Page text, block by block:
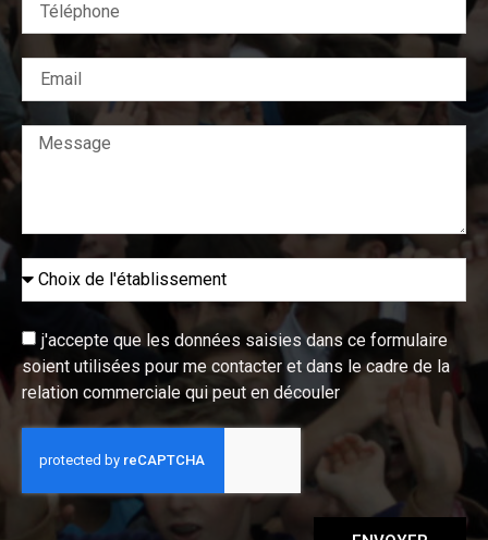
j'accepte que les données saisies dans ce formulaire
soient utilisées pour me contacter et dans le cadre de la
relation commerciale qui peut en découler